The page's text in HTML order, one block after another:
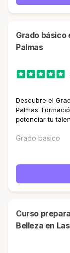
Grado básico en Peluquería y Estética en Las
Palmas
Descubre el
Palmas.
potenciar tu
Grado basico
Curso preparatorio Grado Medio en Estética y
Belleza en